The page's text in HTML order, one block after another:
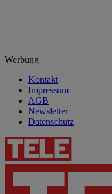
Werbung
Kontakt
Impressum
AGB
Newsletter
Datenschutz